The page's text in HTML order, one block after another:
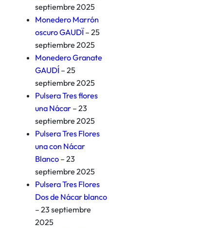
septiembre 2025
Monedero Marrón
oscuro GAUDÏ – 25
septiembre 2025
Monedero Granate
GAUDÍ – 25
septiembre 2025
Pulsera Tres flores
una Nácar – 23
septiembre 2025
Pulsera Tres Flores
una con Nácar
Blanco – 23
septiembre 2025
Pulsera Tres Flores
Dos de Nácar blanco
– 23 septiembre
2025